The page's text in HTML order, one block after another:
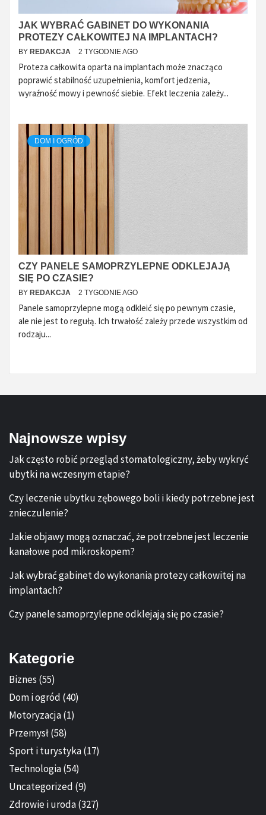
JAK WYBRAĆ GABINET DO WYKONANIA
PROTEZY CAŁKOWITEJ NA IMPLANTACH?
BY REDAKCJA 2 TYGODNIE AGO
Proteza całkowita oparta na implantach może znacząco
poprawić stabilność uzupełnienia, komfort jedzenia,
wyraźność mowy i pewność siebie. Efekt leczenia zależy...
DOM I OGRÓD
CZY PANELE SAMOPRZYLEPNE ODKLEJAJĄ
SIĘ PO CZASIE?
BY REDAKCJA 2 TYGODNIE AGO
Panele samoprzylepne mogą odkleić się po pewnym czasie,
ale nie jest to regułą. Ich trwałość zależy przede wszystkim od
rodzaju...
Najnowsze wpisy
Jak często robić przegląd stomatologiczny, żeby wykryć
ubytki na wczesnym etapie?
Czy leczenie ubytku zębowego boli i kiedy potrzebne jest
znieczulenie?
Jakie objawy mogą oznaczać, że potrzebne jest leczenie
kanałowe pod mikroskopem?
Jak wybrać gabinet do wykonania protezy całkowitej na
implantach?
Czy panele samoprzylepne odklejają się po czasie?
Kategorie
Biznes (55)
Dom i ogród (40)
Motoryzacja(1)
Przemysł(58)
Sport i turystyka(17)
Technologia(54)
Uncategorized (9)
Zdrowie i uroda(327)